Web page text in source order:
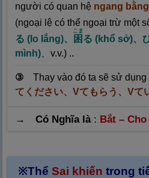
người có quan hệ ngang bằng
(ngoại lệ có thể ngoại trừ một
る (lo lắng)、 困
こま
る (khổ sở)、
mình)、 v.v.) ..
③ Thay vào đó ta sẽ sử
てください、 Vてもらう、 Vて
→ Có Nghĩa là: Bắt –
※Thể Sai khiến trong